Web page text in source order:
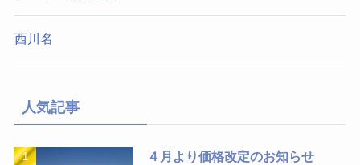
西川名
人気記事
４月より価格改定のお知らせ